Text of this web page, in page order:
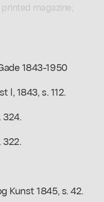
magazine;
1843-1950
l, 1843, s. 112.
324.
322.
Kunst 1845, s. 42.